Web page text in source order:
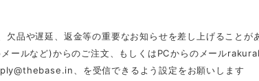
品や遅延、返金等の重要なお知らせを差し上げることが
ールなど)からのご注文、もしくはPCからのメール
、を受信できるよう設定をお願いします